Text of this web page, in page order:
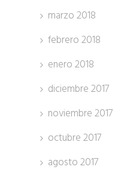
marzo 2018
febrero 2018
enero 2018
diciembre 2017
noviembre 2017
octubre 2017
agosto 2017